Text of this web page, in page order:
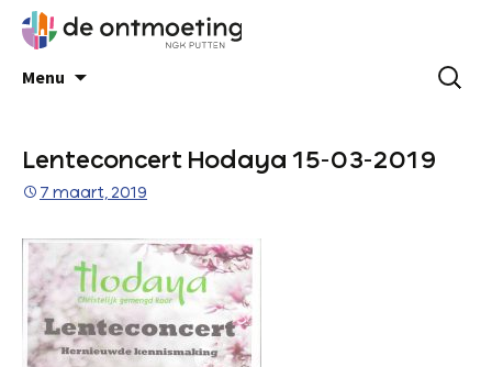
Menu
Lenteconcert Hodaya 15-03-2019
7 maart, 2019